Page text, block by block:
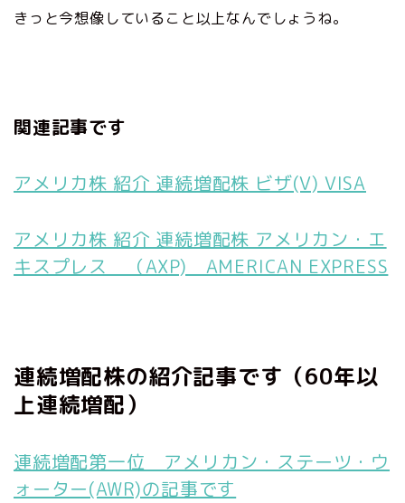
きっと今想像していること以上なんでしょうね。
関連記事です
アメリカ株 紹介 連続増配株 ビザ(V) VISA
アメリカ株 紹介 連続増配株 アメリカン・エ
キスプレス （AXP) AMERICAN EXPRESS
連続増配株の紹介記事です（60年以
上連続増配）
連続増配第一位 アメリカン・ステーツ・ウ
ォーター(AWR)の記事です